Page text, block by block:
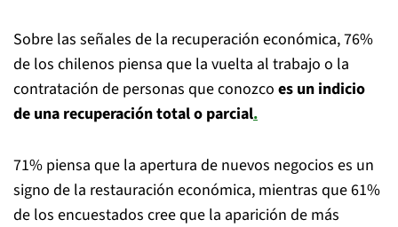
Sobre las señales de la recuperación económica, 76%
de los chilenos piensa que la vuelta al trabajo o la
contratación de personas que conozco es un indicio
de una recuperación total o parcial.
71% piensa que la apertura de nuevos negocios es un
signo de la restauración económica, mientras que 61%
de los encuestados cree que la aparición de más